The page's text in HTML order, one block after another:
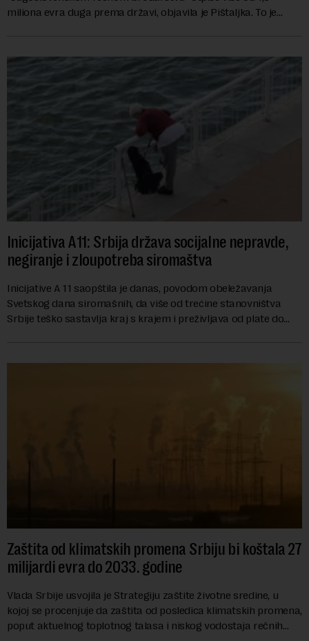
miliona evra duga prema državi, objavila je Pištaljka. To je
Inicijativa A11: Srbija država socijalne nepravde,
negiranje i zloupotreba siromaštva
Inicijative A 11 saopštila je danas, povodom obeležavanja
Svetskog dana siromašnih, da više od trećine stanovništva
Srbije teško sastavlja kraj s krajem i preživljava od plate do
Zaštita od klimatskih promena Srbiju bi koštala 27
milijardi evra do 2033. godine
Vlada Srbije usvojila je Strategiju zaštite životne sredine, u
kojoj se procenjuje da zaštita od posledica klimatskih promena,
poput aktuelnog toplotnog talasa i niskog vodostaja rečnih